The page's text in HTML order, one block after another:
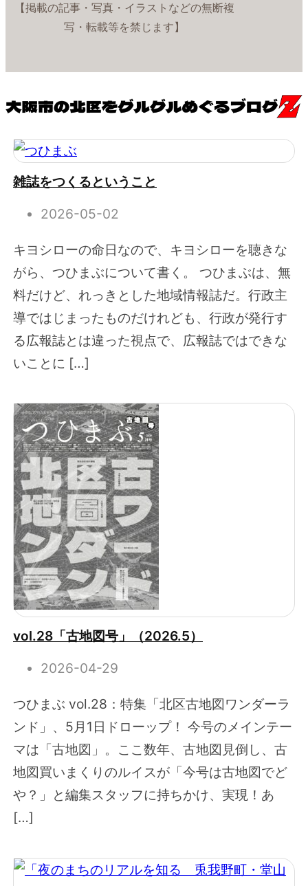
【掲載の記事・写真・イラストなどの無断複
写・転載等を禁じます】
雑誌をつくるということ
2026-05-02
キヨシローの命日なので、キヨシローを聴きな
がら、つひまぶについて書く。 つひまぶは、無
料だけど、れっきとした地域情報誌だ。行政主
導ではじまったものだけれども、行政が発行す
る広報誌とは違った視点で、広報誌ではできな
いことに […]
vol.28「古地図号」（2026.5）
2026-04-29
つひまぶ vol.28：特集「北区古地図ワンダーラ
ンド」、5月1日ドローップ！ 今号のメインテー
マは「古地図」。ここ数年、古地図見倒し、古
地図買いまくりのルイスが「今号は古地図でど
や？」と編集スタッフに持ちかけ、実現！あ
[…]